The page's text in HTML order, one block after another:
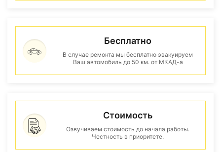
Бесплатно
В случае ремонта мы бесплатно эвакуируем
Ваш автомобиль до 50 км. от МКАД-а
Стоимость
Озвучиваем стоимость до начала работы.
Честность в приоритете.